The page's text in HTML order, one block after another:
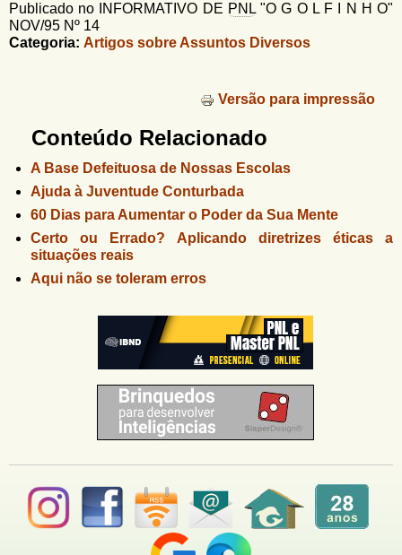
Publicado no INFORMATIVO DE PNL"O G O L F I N H O"
NOV/95 Nº 14
Categoria: Artigos sobre Assuntos Diversos
Versão para impressão
Conteúdo Relacionado
A Base Defeituosa de Nossas Escolas
Ajuda à Juventude Conturbada
60 Dias para Aumentar o Poder da Sua Mente
Certo ou Errado? Aplicando diretrizes éticas a
situações reais
Aqui não se toleram erros